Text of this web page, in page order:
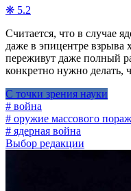
❋ 5.2
Считается, что в случае
даже в эпицентре взрыва
переживут даже полный
конкретно нужно делать,
С точки зрения науки
# война
# оружие массового
# ядерная война
Выбор редакции